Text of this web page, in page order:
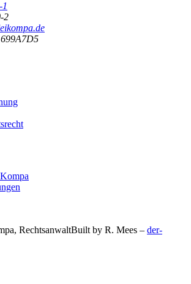
1
2
RechtsanwaltBuilt by R. Mees – der-